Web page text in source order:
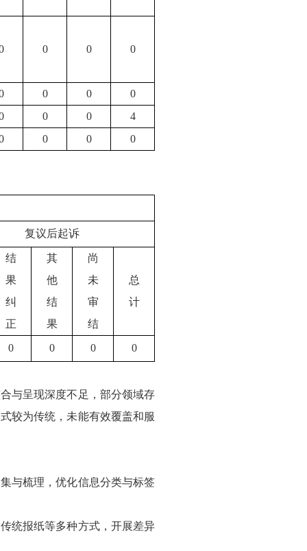
0 0 0
0 0
0
0 0
4
0 0 0
复议后起诉
结
果
纠
正
其
他
结
果
尚
未
审
结
总
计
0 0 0 0
与呈现深度不足，部分领域存
较为传统，未能有效覆盖和服
与梳理，优化信息分类与标签
统报纸等多种方式，开展差异